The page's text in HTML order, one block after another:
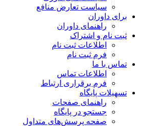
سیاست تعارض منافع
برای داوران
راهنمای داوران
ثبت نام و اشتراک
اطلاعات ثبت نام
فرم ثبت نام
تماس با ما
اطلاعات تماس
فرم برقراری ارتباط
تسهیلات پایگاه
راهنمای صفحات
جستجو در پایگاه
صفحه پرسش‌های متداول